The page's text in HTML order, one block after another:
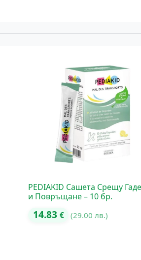
PEDIAKID Сашета Срещу
и Повръщане – 10 бр.
14.83 € (29.00 лв.)